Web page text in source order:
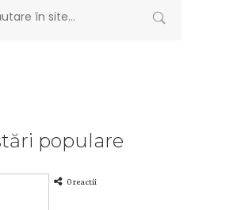
populare
0 reactii